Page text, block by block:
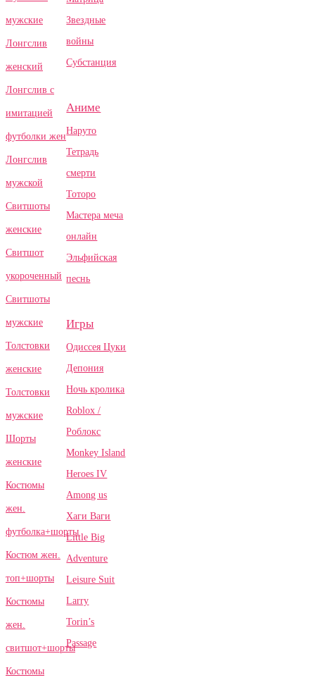
мужские
Лонгслив
женский
Лонгслив с
имитацией
футболки жен
Лонгслив
мужской
Свитшоты
женские
Свитшот
укороченный
Свитшоты
мужские
Толстовки
женские
Толстовки
мужские
Шорты
женские
Костюмы
жен.
футболка+шорты
Костюм жен.
топ+шорты
Костюмы
жен.
свитшот+шорты
Костюмы
Звездные
войны
Субстанция
Аниме
Наруто
Тетрадь
смерти
Тоторо
Мастера меча
онлайн
Эльфийская
песнь
Игры
Одиссея Цуки
Депония
Ночь кролика
Roblox /
Роблокс
Monkey Island
Heroes IV
Among us
Хаги Ваги
Little Big
Adventure
Leisure Suit
Larry
Torin’s
Passage